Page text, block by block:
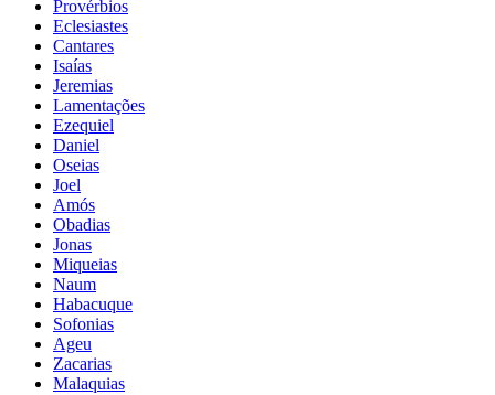
Provérbios
Eclesiastes
Cantares
Isaías
Jeremias
Lamentações
Ezequiel
Daniel
Oseias
Joel
Amós
Obadias
Jonas
Miqueias
Naum
Habacuque
Sofonias
Ageu
Zacarias
Malaquias